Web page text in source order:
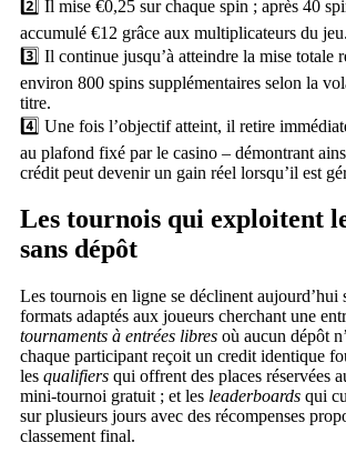
2️⃣ Il mise €0,25 sur chaque spin ; après 40
accumulé €12 grâce aux multiplicateurs du jeu.
3️⃣ Il continue jusqu’à atteindre la mise totale
environ 800 spins supplémentaires selon la
titre.
4️⃣ Une fois l’objectif atteint, il retire
au plafond fixé par le casino – démontrant
crédit peut devenir un gain réel lorsqu’il est
Les tournois qui exploitent
sans dépôt
Les tournois en ligne se déclinent aujourd’hui
formats adaptés aux joueurs cherchant une
tournaments à entrées libres où aucun dépôt
chaque participant reçoit un credit identique
les qualifiers qui offrent des places réservées
mini‑tournoi gratuit ; et les leaderboards qui
sur plusieurs jours avec des récompenses
classement final.